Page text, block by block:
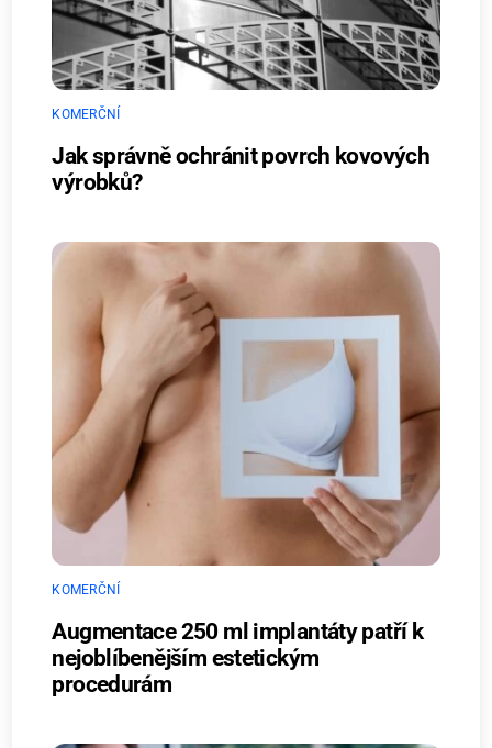
KOMERČNÍ
Jak správně ochránit povrch kovových
výrobků?
KOMERČNÍ
Augmentace 250 ml implantáty patří k
nejoblíbenějším estetickým
procedurám